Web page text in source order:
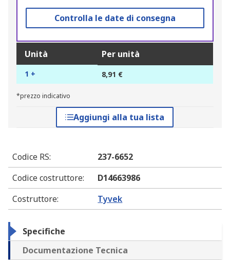
Controlla le date di consegna
Unità Per unità
1 + 8,91 €
*prezzo indicativo
Aggiungi alla tua lista
Codice RS:
237-6652
Codice costruttore:
D14663986
Costruttore: Tyvek
Specifiche
Documentazione Tecnica